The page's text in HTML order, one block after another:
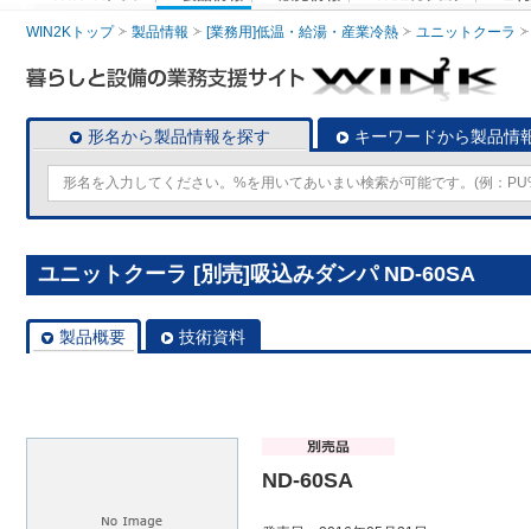
WIN2Kトップ 製品情報 [業務用]低温・給湯・産業冷熱 ユニットクーラ
形名から製品情報を探す キーワードから製品情
ユニットクーラ [別売]吸込みダンパ ND-60SA
製品概要 技術資料
ND-60SA